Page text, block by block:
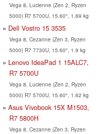
Vega 8, Lucienne (Zen 2, Ryzen
5000) R7 5700U, 15.60", 1.69 kg
Dell Vostro 15 3535
Vega 8, Cezanne (Zen 3, Ryzen
5000) R7 7730U, 15.60", 1.9 kg
Lenovo IdeaPad 1 15ALC7,
R7 5700U
Vega 8, Lucienne (Zen 2, Ryzen
5000) R7 5700U, 15.60", 1.62 kg
Asus Vivobook 15X M1503,
R7 5800H
Vega 8, Cezanne (Zen 3, Ryzen